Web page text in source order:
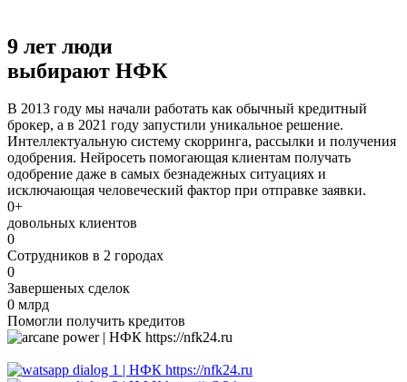
9 лет люди
выбирают НФК
В 2013 году мы начали работать как обычный кредитный
брокер, а в 2021 году запустили уникальное решение.
Интеллектуальную систему скорринга, рассылки и получения
одобрения. Нейросеть помогающая клиентам получать
одобрение даже в самых безнадежных ситуациях и
исключающая человеческий фактор при отправке заявки.
0+
довольных клиентов
0
Сотрудников в 2 городах
0
Завершеных сделок
0 млрд
Помогли получить кредитов